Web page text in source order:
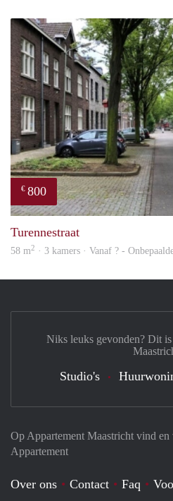
€ 800
Turennestraat
58 m2 · 3 kamers · Vanaf ? -
Op Appartement Maastricht vind
Appartement
Over ons Contact Faq
Niks leuks gevonden? Dit is
Studio's